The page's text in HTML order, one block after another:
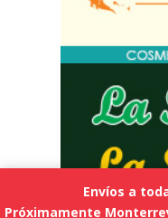
Envíos a
Próximamente